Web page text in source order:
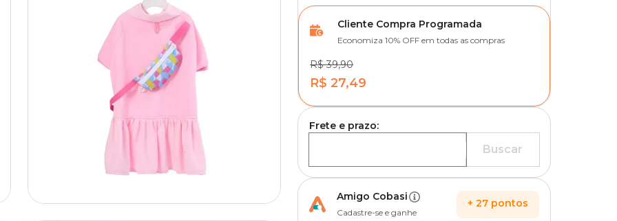
Cliente Compra Programada
Economiza 10% OFF em todas as compras
R$ 39,90
R$ 27,49
Frete e prazo:
Buscar
Amigo Cobasi
Cadastre-se e ganhe
+ 27 pontos